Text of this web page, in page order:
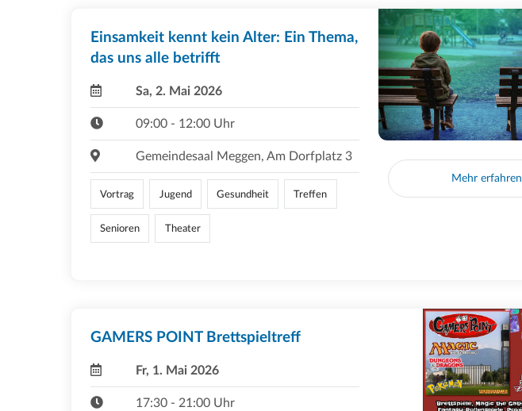
Einsamkeit kennt kein Alter: Ein Thema,
das uns alle betrifft
Sa, 2. Mai 2026
09:00 - 12:00 Uhr
Gemeindesaal Meggen, Am Dorfplatz 3
Vortrag Jugend Gesundheit Treffen
Senioren Theater
Mehr erfahren
GAMERS POINT Brettspieltreff
Fr, 1. Mai 2026
17:30 - 21:00 Uhr